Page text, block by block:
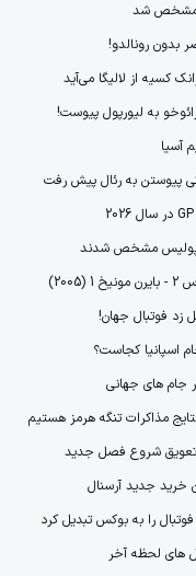
مشخص شد
بدون رونالدو!
کسیه از لالیگا می‌آید
به لیورپول پیوست!
آسیا
پیوستن به رئال پیش رفت
مشخص شدند
زد فوتبال جهان!
اسپانیا کجاست؟
جام های جهانی
مذاکرات تنگه هرمز هستیم
شروع فصل جدید
جدید آرسنال
را به بوکس تبدیل کرد
های لحظه آخر